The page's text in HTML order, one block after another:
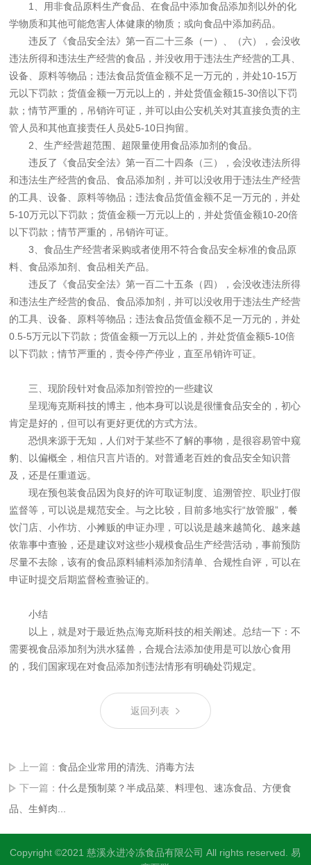
1、用非食品原料生产食品、在食品中添加食品添加剂以外的化
学物质和其他可能危害人体健康的物质；或向食品中添加药品。
违反了《食品安全法》第一百二十三条（一）、（六），会没收
违法所得和违法生产经营的食品，并没收用于违法生产经营的工具、
设备、原料等物品；违法食品货值金额不足一万元的，并处10-15万
元以下罚款；货值金额一万元以上的，并处货值金额15-30倍以下罚
款；情节严重的，吊销许可证，并可以由公安机关对其直接负责的主
管人员和其他直接责任人员处5-10日拘留。
2、生产经营超范围、超限量使用食品添加剂的食品。
违反了《食品安全法》第一百二十四条（三），会没收违法所得
和违法生产经营的食品、食品添加剂，并可以没收用于违法生产经营
的工具、设备、原料等物品；违法食品货值金额不足一万元的，并处
5-10万元以下罚款；货值金额一万元以上的，并处货值金额10-20倍
以下罚款；情节严重的，吊销许可证。
3、食品生产经营者采购或者使用不符合食品安全标准的食品原
料、食品添加剂、食品相关产品。
违反了《食品安全法》第一百二十五条（四），会没收违法所得
和违法生产经营的食品、食品添加剂，并可以没收用于违法生产经营
的工具、设备、原料等物品；违法食品货值金额不足一万元的，并处
0.5-5万元以下罚款；货值金额一万元以上的，并处货值金额5-10倍
以下罚款；情节严重的，责令停产停业，直至吊销许可证。
三、现阶段针对食品添加剂管控的一些建议
呈现海克斯科技的博主，他本身可以说是很懂食品安全的，初心
肯定是好的，但可以有更好更优的方式方法。
恐惧来源于无知，人们对于某些不了解的事物，是很容易管中窥
豹、以偏概全，相信只言片语的。对普通老百姓的食品安全知识普
及，还是任重道远。
现在预包装食品因为良好的许可取证制度、追溯管控、职业打假
监督等，可以说是规范安全。与之比较，目前多地实行“放管服”，餐
饮门店、小作坊、小摊贩的申证办理，可以说是越来越简化、越来越
依靠事中查验，还是建议对这些小规模食品生产经营活动，事前预防
尽量不去除，该有的食品原料辅料添加剂清单、合规性自评，可以在
申证时提交后期监督检查验证的。
小结
以上，就是对于最近热点海克斯科技的相关阐述。总结一下：不
需要视食品添加剂为洪水猛兽，合规合法添加使用是可以放心食用
的，我们国家现在对食品添加剂违法情形有明确处罚规定。
返回列表
上一篇：食品企业常用的清洗、消毒方法
下一篇：什么是预制菜？半成品菜、料理包、速冻食品、方便食
品、生鲜肉...
Copyright ©2021 慈溪永进冷冻食品有限公司 All rights reserved.易